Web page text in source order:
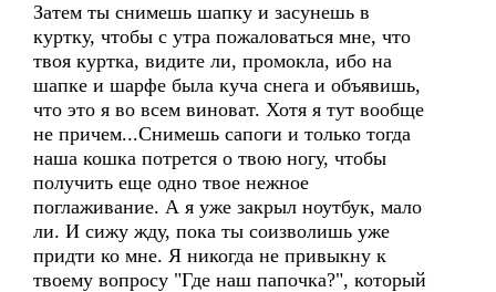
Затем ты снимешь шапку и засунешь в
куртку, чтобы с утра пожаловаться мне, что
твоя куртка, видите ли, промокла, ибо на
шапке и шарфе была куча снега и объявишь,
что это я во всем виноват. Хотя я тут вообще
не причем...Снимешь сапоги и только тогда
наша кошка потрется о твою ногу, чтобы
получить еще одно твое нежное
поглаживание. А я уже закрыл ноутбук, мало
ли. И сижу жду, пока ты соизволишь уже
придти ко мне. Я никогда не привыкну к
твоему вопросу "Где наш папочка?", который